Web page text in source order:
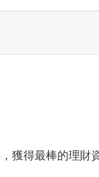
，獲得最棒的理財